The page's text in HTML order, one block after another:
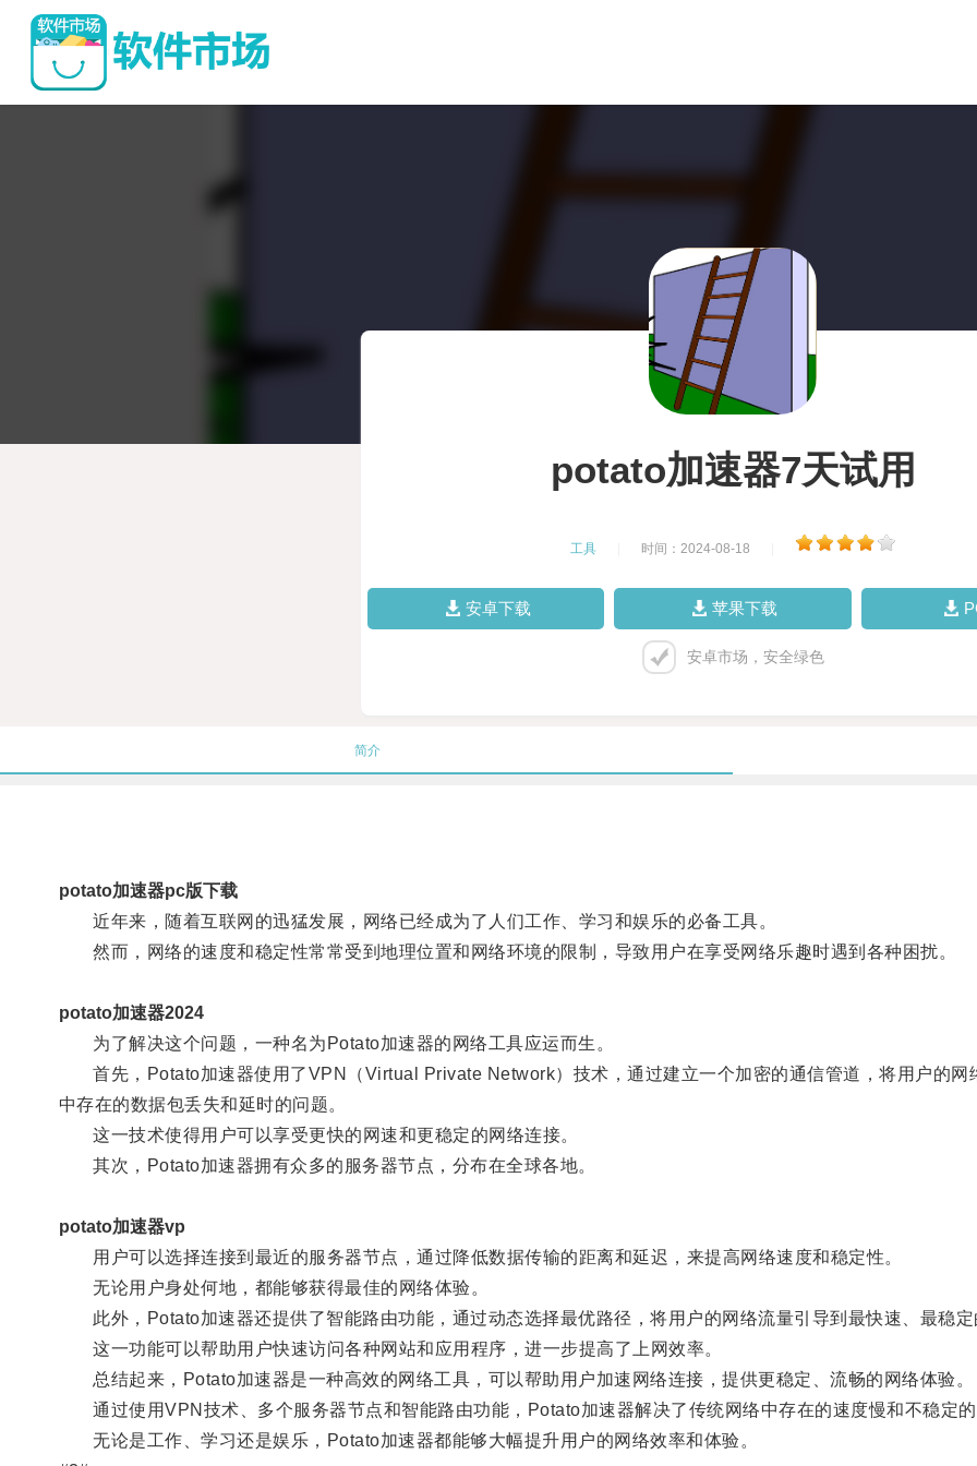
potato加速器7天试用
工具 时间：2024-08-18
安卓下载 苹果下载
安卓市场，安全绿色
简介
potato加速器pc版下载
近年来，随着互联网的迅猛发展，网络已经成为了人们工作、学习和娱乐的必备工具。
然而，网络的速度和稳定性常常受到地理位置和网络环境的限制，导致用户在享受网络乐趣时遇到各种困扰。
potato加速器2024
为了解决这个问题，一种名为Potato加速器的网络工具应运而生。
首先，Potato加速器使用了VPN（Virtual Private Network）技术，通过建立一个加密的通信管道，将用户的网
中存在的数据包丢失和延时的问题。
这一技术使得用户可以享受更快的网速和更稳定的网络连接。
其次，Potato加速器拥有众多的服务器节点，分布在全球各地。
potato加速器vp
用户可以选择连接到最近的服务器节点，通过降低数据传输的距离和延迟，来提高网络速度和稳定性。
无论用户身处何地，都能够获得最佳的网络体验。
此外，Potato加速器还提供了智能路由功能，通过动态选择最优路径，将用户的网络流量引导到最快速、最稳定
这一功能可以帮助用户快速访问各种网站和应用程序，进一步提高了上网效率。
总结起来，Potato加速器是一种高效的网络工具，可以帮助用户加速网络连接，提供更稳定、流畅的网络体验。
通过使用VPN技术、多个服务器节点和智能路由功能，Potato加速器解决了传统网络中存在的速度慢和不稳定的
无论是工作、学习还是娱乐，Potato加速器都能够大幅提升用户的网络效率和体验。